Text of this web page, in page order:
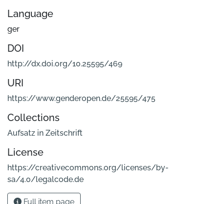
Language
ger
DOI
http://dx.doi.org/10.25595/469
URI
https://www.genderopen.de/25595/475
Collections
Aufsatz in Zeitschrift
License
https://creativecommons.org/licenses/by-
sa/4.0/legalcode.de
Full item page